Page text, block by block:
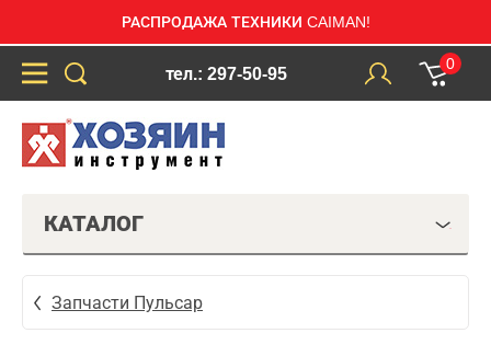
РАСПРОДАЖА ТЕХНИКИ CAIMAN!
тел.: 297-50-95
0
КАТАЛОГ
Запчасти Пульсар